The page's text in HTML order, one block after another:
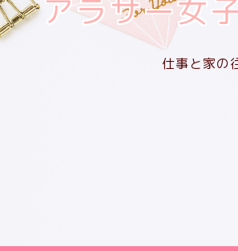
アラサー女
仕事と家の